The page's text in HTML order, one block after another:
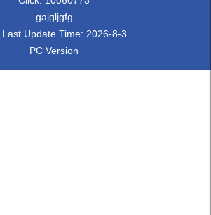
gajgljgfg
Update Time: 2026-8-3
PC Version